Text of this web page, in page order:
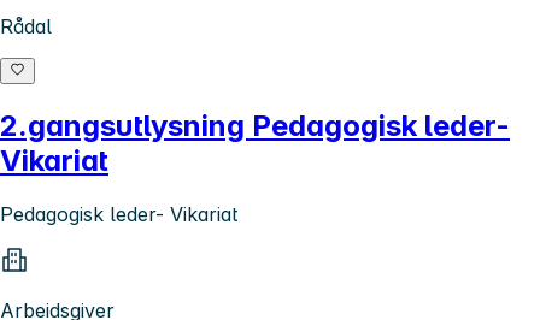
Rådal
2.gangsutlysning Pedagogisk leder-
Vikariat
Pedagogisk leder- Vikariat
Arbeidsgiver